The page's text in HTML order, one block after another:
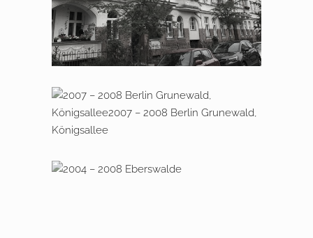
2007 – 2008 Berlin Grunewald,
Königsallee
2004 – 2008 Eberswalde